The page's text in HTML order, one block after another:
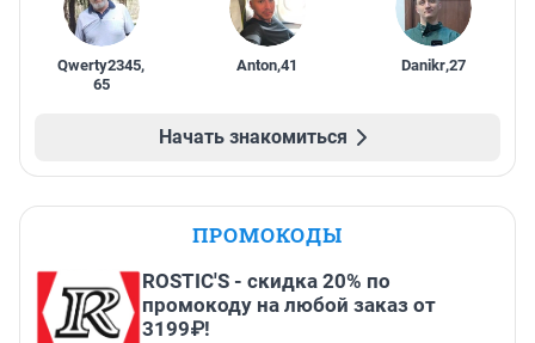
Qwerty2345,
65
Anton,41 Danikr,27
Начать знакомиться
ПРОМОКОДЫ
ROSTIC'S - скидка 20% по
промокоду на любой заказ от
3199₽!